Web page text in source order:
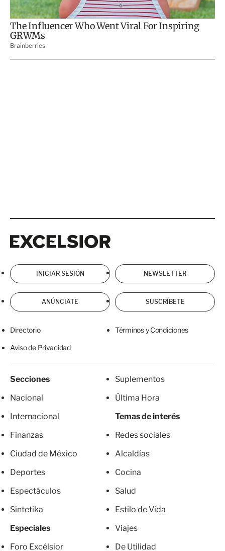
INICIAR SESIÓN NEWSLETTER
ANÚNCIATE SUSCRÍBETE
Directorio Términos y Condiciones
Aviso de Privacidad
Secciones
Nacional
Internacional
Finanzas
Ciudad de México
Deportes
Espectáculos
Sintetika
Especiales
Foro Excélsior
Suplementos
Última Hora
Temas de interés
Redes sociales
Alcaldías
Cocina
Salud
Estilo de Vida
Viajes
De Utilidad